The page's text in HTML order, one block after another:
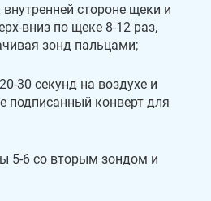
стороне щеки и
вниз по щеке 8-12 раз,
зонд пальцами;
30 секунд на воздухе и
подписанный конверт для
5-6 со вторым зондом и